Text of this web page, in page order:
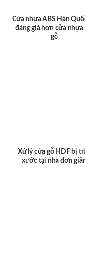
Cửa nhựa ABS Hàn
đáng giá hơn cửa nhựa
gỗ
Xử lý cửa gỗ HDF bị
xước tại nhà đơn